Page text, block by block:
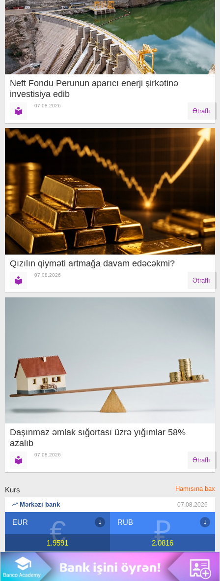
Neft Fondu Perunun aparıcı enerji şirkətinə
investisiya edib
07.08.2026
Ətraflı
Qızılın qiyməti artmağa davam edəcəkmi?
07.08.2026
Ətraflı
Daşınmaz əmlak sığortası üzrə yığımlar 58%
azalıb
07.08.2026
Ətraflı
Kurs Hamısına bax
Mərkəzi bank 07.08.2026
₽
RUB
2.0816 $
USD
1.7